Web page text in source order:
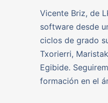
Vicente Briz, de
software desde
ciclos de grado
Txorierri,
Egibide.
formación en el